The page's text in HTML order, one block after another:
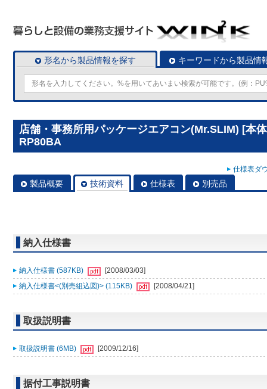
形名から製品情報を探す キーワードから製品情
店舗・事務所用パッケージエアコン(Mr.SLIM) [本
RP80BA
仕様表ダ
製品概要 技術資料 仕様表 別売品
納入仕様書
納入仕様書 (587KB)
[2008/03/03]
納入仕様書<(別売組込図)> (115KB)
[2008/04/21]
取扱説明書
取扱説明書 (6MB) [2009/12/16]
据付工事説明書